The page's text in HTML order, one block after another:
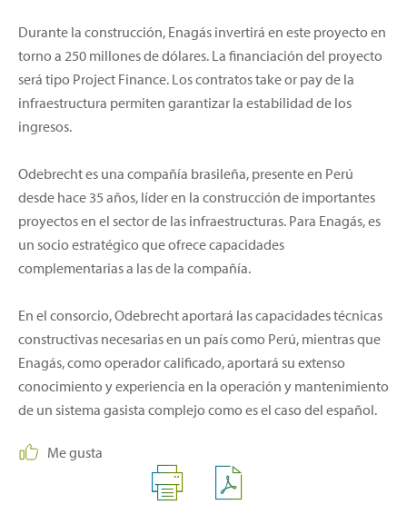
Durante la construcción, Enagás invertirá en este proyecto en
torno a 250 millones de dólares. La financiación del proyecto
será tipo Project Finance. Los contratos take or pay de la
infraestructura permiten garantizar la estabilidad de los
ingresos.
Odebrecht es una compañía brasileña, presente en Perú
desde hace 35 años, líder en la construcción de importantes
proyectos en el sector de las infraestructuras. Para Enagás, es
un socio estratégico que ofrece capacidades
complementarias a las de la compañía.
En el consorcio, Odebrecht aportará las capacidades técnicas
constructivas necesarias en un país como Perú, mientras que
Enagás, como operador calificado, aportará su extenso
conocimiento y experiencia en la operación y mantenimiento
de un sistema gasista complejo como es el caso del español.
Me gusta